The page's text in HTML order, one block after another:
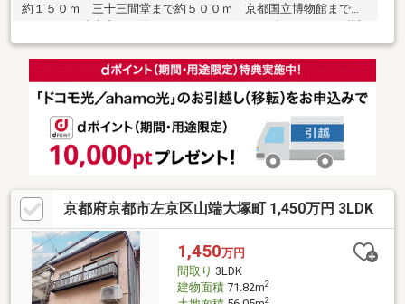
約１５０ｍ 三十三間堂まで約５００ｍ 京都国立博物館まで約
分一部増築 ■２０２４年１０月 ２階トイレ交換済 ■エコキュート
有り
京都府京都市左京区山端大塚町 1,450万円 3LDK
1,450万円
間取り 3LDK
建物面積71.82m2
2